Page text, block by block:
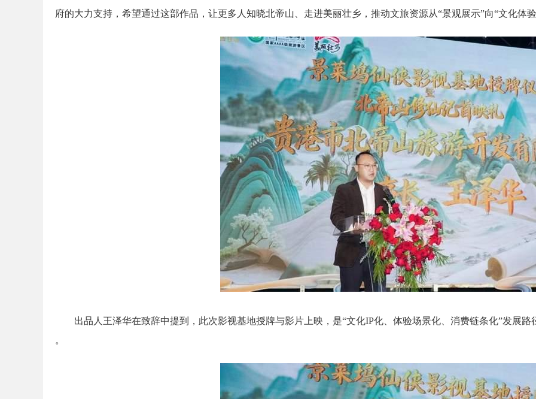
府的大力支持，希望通过这部作品，让更多人知晓北帝山、走进美丽壮乡，推动文旅资源从“景观展示”向“文化体
出品人王泽华在致辞中提到，此次影视基地授牌与影片上映，是“文化IP化、体验场景化、消费链条化”发展
。